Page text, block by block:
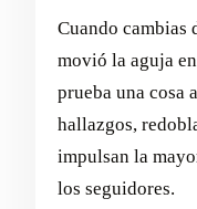
Cuando cambias
movió la aguja
prueba una cosa
hallazgos,
impulsan la
los seguidores.